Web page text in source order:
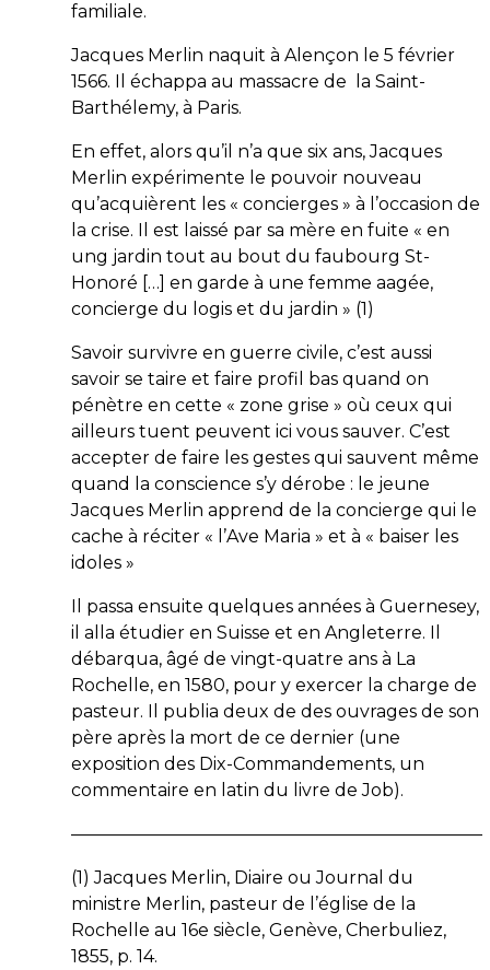
familiale.
Jacques Merlin naquit à Alençon le 5 février
1566. Il échappa au massacre de la Saint-
Barthélemy, à Paris.
En effet, alors qu’il n’a que six ans, Jacques
Merlin expérimente le pouvoir nouveau
qu’acquièrent les « concierges » à l’occasion de
la crise. Il est laissé par sa mère en fuite « en
ung jardin tout au bout du faubourg St-
Honoré […] en garde à une femme aagée,
concierge du logis et du jardin » (1)
Savoir survivre en guerre civile, c’est aussi
savoir se taire et faire profil bas quand on
pénètre en cette « zone grise » où ceux qui
ailleurs tuent peuvent ici vous sauver. C’est
accepter de faire les gestes qui sauvent même
quand la conscience s’y dérobe : le jeune
Jacques Merlin apprend de la concierge qui le
cache à réciter « l’Ave Maria » et à « baiser les
idoles »
Il passa ensuite quelques années à Guernesey,
il alla étudier en Suisse et en Angleterre. Il
débarqua, âgé de vingt-quatre ans à La
Rochelle, en 1580, pour y exercer la charge de
pasteur.
publia deux de des ouvrages de son
père après la mort de ce dernier (une
exposition des Dix-Commandements, un
commentaire en latin du livre de Job).
———————————————————————–
(1) Jacques Merlin, Diaire ou Journal du
ministre Merlin, pasteur de l’église de la
Rochelle au 16e siècle, Genève, Cherbuliez,
1855, p. 14.